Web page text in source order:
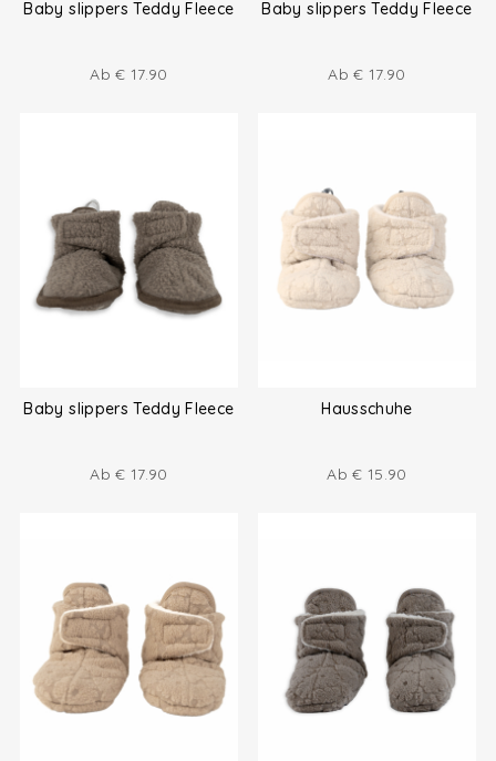
Baby slippers Teddy Fleece
Ab€ 17.90
Baby slippers Teddy Fleece
Ab€ 17.90
Baby slippers Teddy Fleece
Ab€ 17.90
Hausschuhe
Ab€ 15.90